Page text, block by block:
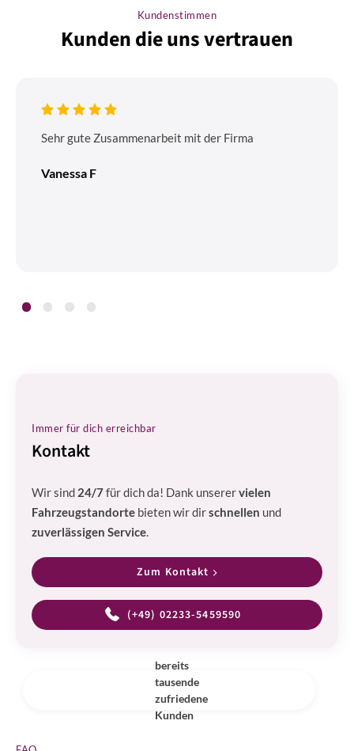
Kundenstimmen
Kunden die uns vertrauen
Sehr gute Zusammenarbeit mit der Firma
Vanessa F
Immer für dich erreichbar
Kontakt
Wir sind 24/7für dich da! Dank unserervielen
Fahrzeugstandorte bieten wir dirschnellen und
zuverlässigen Service
Zum Kontakt
(+49) 02233-5459590
bereits
tausende
zufriedene
Kunden